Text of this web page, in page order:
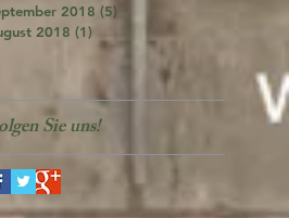
2018 (5)
2018 (1)
Sie uns!